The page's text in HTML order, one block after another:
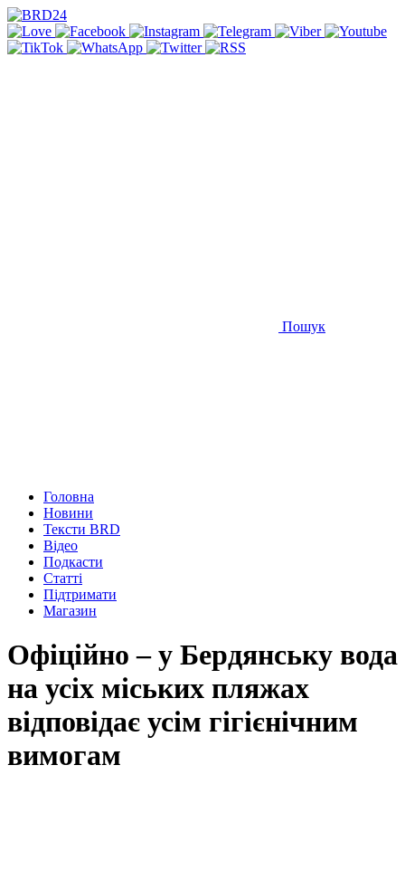
Пошук
Головна
Новини
Тексти BRD
Відео
Подкасти
Статті
Підтримати
Магазин
Офіційно – у Бердянську вода
на усіх міських пляжах
відповідає усім гігієнічним
вимогам